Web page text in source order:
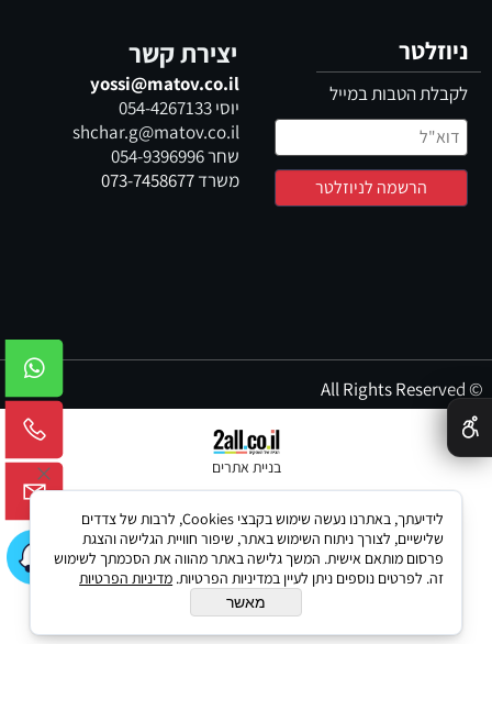
ניוזלטר
לקבלת הטבות במייל
יצירת קשר
yossi@matov.co.il
יוסי054-4267133
shchar.g@matov.co.il
שחר054-9396996
משרד073-7458677
© All Rights Reserved
בניית אתרים
✕
לידיעתך, באתרנו נעשה שימוש בקבצי Cookies, לרבות של צדדים
שלישיים, לצורך ניתוח השימוש באתר, שיפור חוויית הגלישה והצגת
פרסום מותאם אישית. המשך גלישה באתר מהווה את הסכמתך לשימוש
זה. לפרטים נוספים ניתן לעיין במדיניות הפרטיות. מדיניות הפרטיות
מאשר